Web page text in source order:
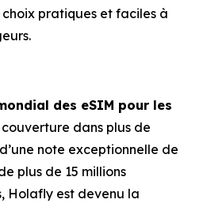
pratiques et faciles à
des eSIM pour les
dans plus de
note exceptionnelle de
plus de 15 millions
Holafly est devenu la